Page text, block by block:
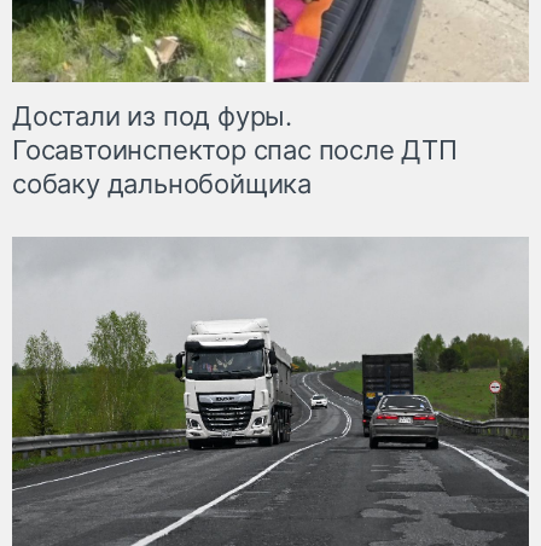
Достали из под фуры.
Госавтоинспектор спас после ДТП
собаку дальнобойщика